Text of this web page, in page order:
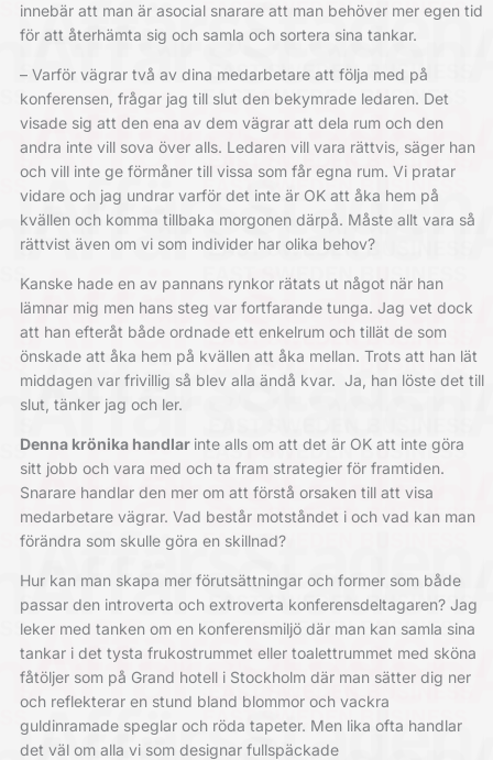
innebär att man är asocial snarare att man behöver mer egen tid
för att återhämta sig och samla och sortera sina tankar.
– Varför vägrar två av dina med­arbetare att följa med på
konferensen, frågar jag till slut den bekymrade ledaren. Det
visade sig att den ena av dem vägrar att dela rum och den
andra inte vill sova över alls. Ledaren vill vara rättvis, säger han
och vill inte ge förmåner till vissa som får egna rum. Vi pratar
vidare och jag undrar varför det inte är OK att åka hem på
kvällen och komma tillbaka morgonen därpå. Måste allt vara så
rättvist även om vi som individer har olika behov?
Kanske hade en av pannans rynkor rätats ut något när han
lämnar mig men hans steg var fortfarande tunga. Jag vet dock
att han efteråt både ordnade ett enkelrum och tillät de som
önskade att åka hem på kvällen att åka mellan. Trots att han lät
middagen var frivillig så blev alla ändå kvar. Ja, han löste det till
slut, tänker jag och ler.
Denna krönika handlar inte alls om att det är OK att inte göra
sitt jobb och vara med och ta fram strategier för framtiden.
Snarare handlar den mer om att förstå orsaken till att visa
medarbetare vägrar. Vad består motståndet i och vad kan man
förändra som skulle göra en skillnad?
Hur kan man skapa mer förutsättningar och former som både
passar den introverta och extroverta konferens­deltagaren? Jag
leker med tanken om en konferensmiljö där man kan samla sina
tankar i det tysta frukostrummet eller toalettrummet med sköna
fåtöljer som på Grand hotell i Stockholm där man sätter dig ner
och reflekterar en stund bland blommor och vackra
guldinramade speglar och röda tapeter. Men lika ofta handlar
det väl om alla vi som designar fullspäckade